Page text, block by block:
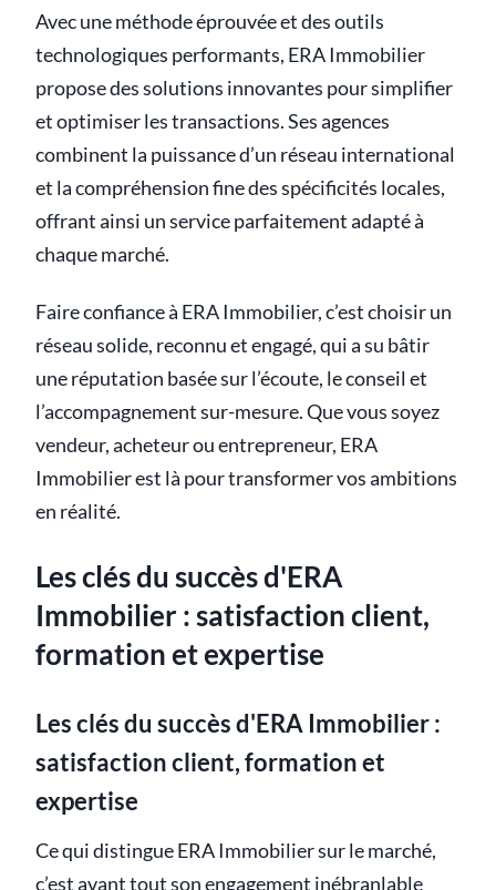
Avec une méthode éprouvée et des outils
technologiques performants, ERA Immobilier
propose des solutions innovantes pour simplifier
et optimiser les transactions. Ses agences
combinent la puissance d’un réseau international
et la compréhension fine des spécificités locales,
offrant ainsi un service parfaitement adapté à
chaque marché.
Faire confiance à ERA Immobilier, c’est choisir un
réseau solide, reconnu et engagé, qui a su bâtir
une réputation basée sur l’écoute, le conseil et
l’accompagnement sur-mesure. Que vous soyez
vendeur, acheteur ou entrepreneur, ERA
Immobilier est là pour transformer vos ambitions
en réalité.
Les clés du succès d'ERA
Immobilier : satisfaction client,
formation et expertise
Les clés du succès d'ERA Immobilier :
satisfaction client, formation et
expertise
Ce qui distingue ERA Immobilier sur le marché,
c’est avant tout son engagement inébranlable